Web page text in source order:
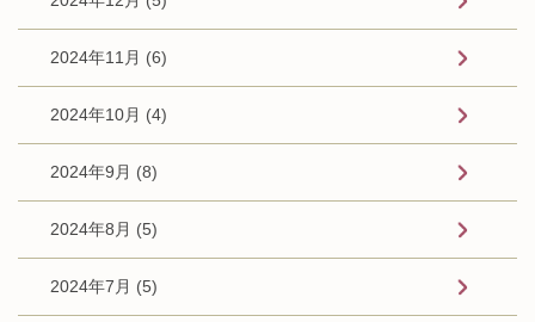
2024年11月 (6)
2024年10月 (4)
2024年9月 (8)
2024年8月 (5)
2024年7月 (5)